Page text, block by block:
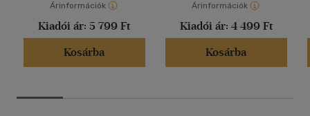
Árinformációk
Kiadói ár: 5 799 Ft
Kosárba
Árinformációk
Kiadói ár: 4 499 Ft
Kosárba